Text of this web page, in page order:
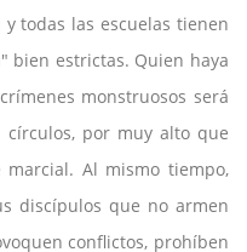
todas las escuelas tienen
bien estrictas. Quien haya
monstruosos será
por muy alto que
Al mismo tiempo,
discípulos que no armen
conflictos, prohíben